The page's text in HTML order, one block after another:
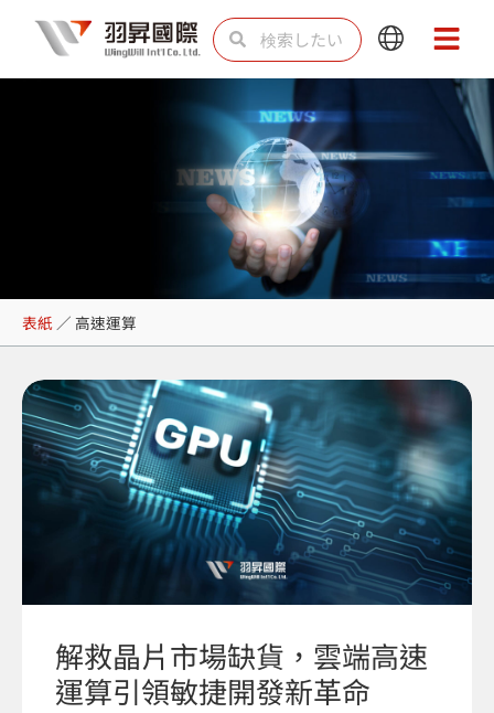
を
検
索 索
Main
Menu
Main
Menu
高速運算
表紙 ／ 高速運算
解救晶片市場缺貨，雲端高速
運算引領敏捷開發新革命